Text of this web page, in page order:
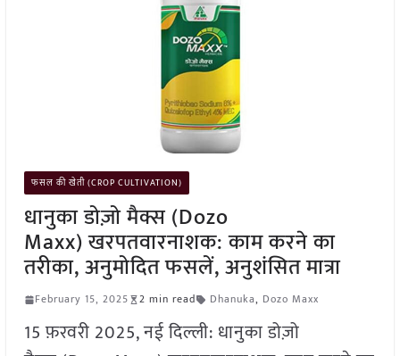
फसल की खेती (CROP CULTIVATION)
धानुका डोज़ो मैक्स (Dozo
Maxx) खरपतवारनाशक: काम करने का
तरीका, अनुमोदित फसलें, अनुशंसित मात्रा
February 15, 2025 2 min read Dhanuka, Dozo Maxx
15 फ़रवरी 2025, नई दिल्ली: धानुका डोज़ो